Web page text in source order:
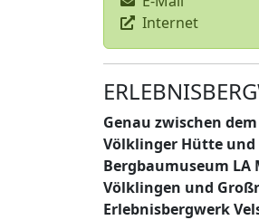
Internet
Genau zwischen
Völklinger Hütte und
Bergbaumuseum LA
Völklingen und
Erlebnisbergwerk